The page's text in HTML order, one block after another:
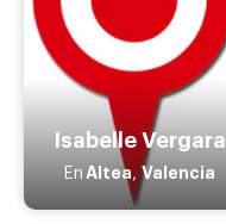
Isabelle Vergara
En Altea,Valencia